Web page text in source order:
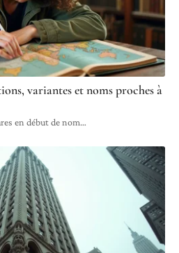
variantes et noms proches à
en début de nom…